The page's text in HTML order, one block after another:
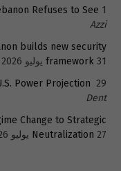
Refuses to See 1 أغسطس 2026
Azzi
builds new security
framework 31 يوليو 2026
Power Projection 29 يوليو 2026
Dent
Change to Strategic
Neutralization 27 يوليو 2026